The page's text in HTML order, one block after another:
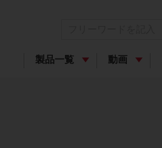
製品一覧 動画